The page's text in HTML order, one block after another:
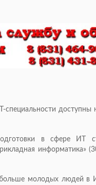
доступны
в сфере ИТ
информатика»
молодых людей в